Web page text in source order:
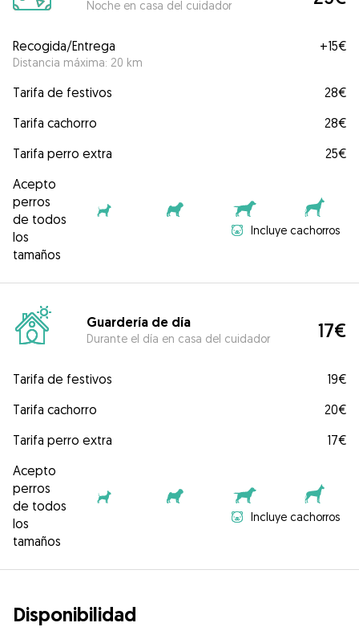
Noche en casa del cuidador
Recogida/Entrega
Distancia máxima: 20 km
+15€
Tarifa de festivos
28€
Tarifa cachorro
28€
Tarifa perro extra
25€
Acepto
perros
de todos
los
tamaños
Incluye cachorros
Guardería de día
Durante el día en casa del cuidador 17€
Tarifa de festivos
19€
Tarifa cachorro
20€
Tarifa perro extra
17€
Acepto
perros
de todos
los
tamaños
Incluye cachorros
Disponibilidad